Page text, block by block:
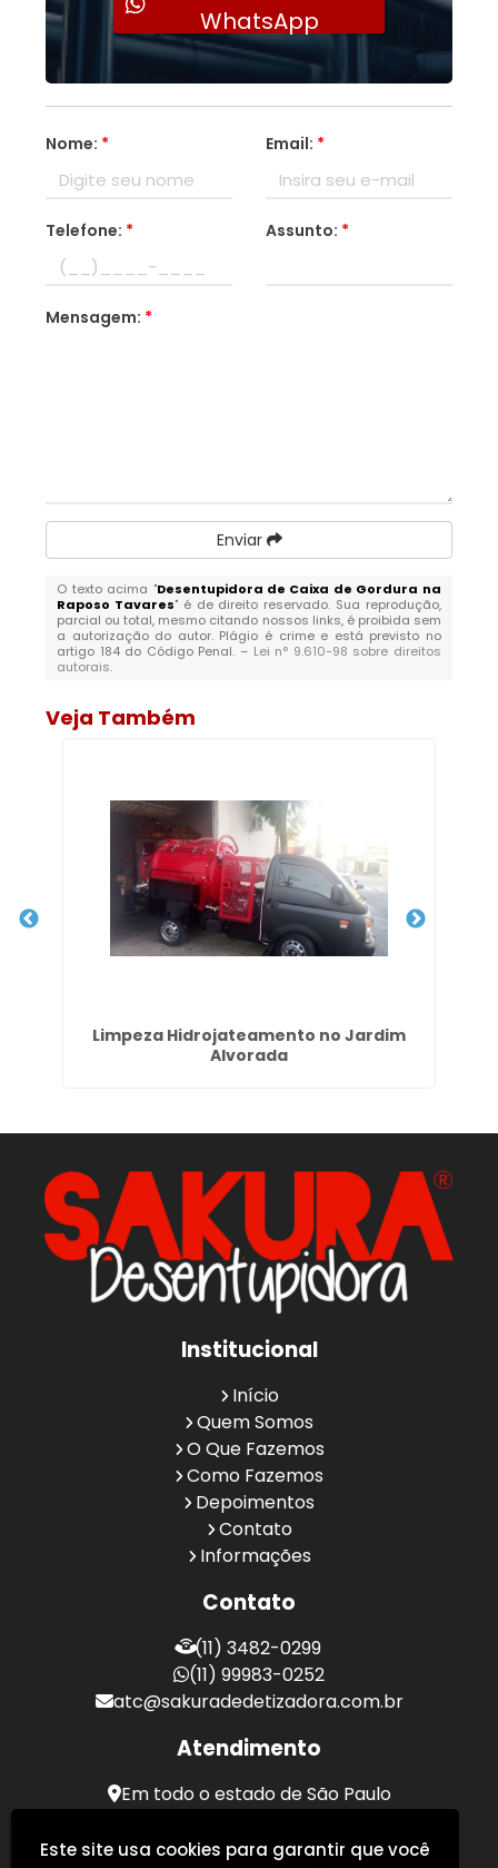
WhatsApp
Nome: * Email: *
Telefone: * Assunto: *
Mensagem: *
Enviar
O texto acima "Desentupidora de Caixa de Gordura na
Raposo Tavares" é de direito reservado. Sua reprodução,
parcial ou total, mesmo citando nossos links, é proibida sem
a autorização do autor. Plágio é crime e está previsto no
artigo 184 do Código Penal. – Lei n° 9.610-98 sobre direitos
autorais.
Veja Também
Limpeza Hidrojateamento no Jardim
Alvorada
Institucional
Início
Quem Somos
O Que Fazemos
Como Fazemos
Depoimentos
Contato
Informações
Contato
(11) 3482-0299
(11) 99983-0252
atc@sakuradedetizadora.com.br
Atendimento
Em todo o estado de São Paulo
Este site usa cookies para garantir que você